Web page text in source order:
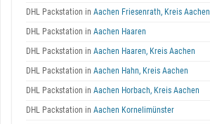
DHL Packstation in Aachen Friesenrath, Kreis Aachen
DHL Packstation in Aachen Haaren
DHL Packstation in Aachen Haaren, Kreis Aachen
DHL Packstation in Aachen Hahn, Kreis Aachen
DHL Packstation in Aachen Horbach, Kreis Aachen
DHL Packstation in Aachen Kornelimünster